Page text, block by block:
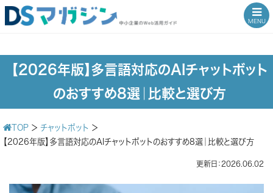
MENU
【2026年版】多言語対応のAIチャットボット
のおすすめ8選｜比較と選び方
TOP ＞ チャットボット ＞
【2026年版】多言語対応のAIチャットボットのおすすめ8選｜比較と選び方
更新日：2026.06.02